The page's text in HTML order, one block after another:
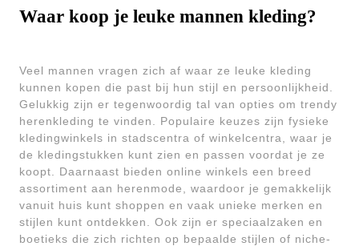
Waar koop je leuke mannen kleding?
Veel mannen vragen zich af waar ze leuke kleding
kunnen kopen die past bij hun stijl en persoonlijkheid.
Gelukkig zijn er tegenwoordig tal van opties om trendy
herenkleding te vinden. Populaire keuzes zijn fysieke
kledingwinkels in stadscentra of winkelcentra, waar je
de kledingstukken kunt zien en passen voordat je ze
koopt. Daarnaast bieden online winkels een breed
assortiment aan herenmode, waardoor je gemakkelijk
vanuit huis kunt shoppen en vaak unieke merken en
stijlen kunt ontdekken. Ook zijn er speciaalzaken en
boetieks die zich richten op bepaalde stijlen of niche-